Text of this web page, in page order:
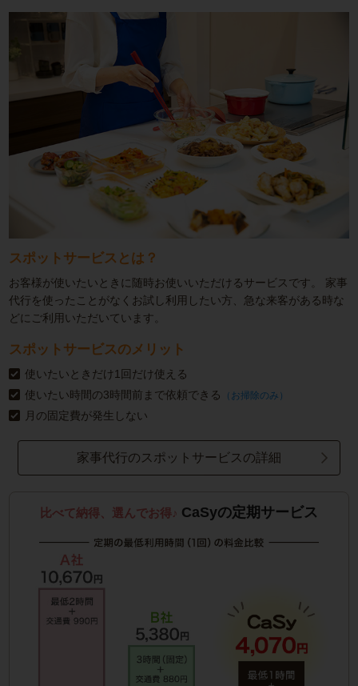
スポットサービスとは？
お客様が使いたいときに随時お使いいただけるサービスです。
家事
代行を使ったことがなくお試し利用したい方、急な来客がある時な
どにご利用いただいています。
スポットサービスのメリット
使いたいときだけ1回だけ使える
使いたい時間の3時間前まで依頼できる
（お掃除のみ）
月の固定費が発生しない
家事代行のスポットサービスの詳細
比べて納得、選んでお得♪ CaSyの定期サービス